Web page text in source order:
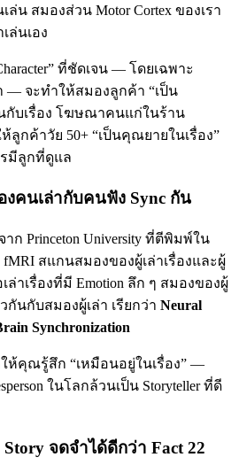
ล่น สมองส่วน Motor Cortex ของเรา
ล่นเอง
ที่ชัดเจน — โดยเฉพาะ
— จะทำให้สมองลูกค้า “เป็น
นกับเรื่อง โฆษณาคนแก่ในร้าน
ลูกค้าวัย 50+ “เป็นคุณยายในเรื่อง”
มีลูกที่ดูแล
งคนเล่ากับคนฟัง Sync กัน
จาก Princeton University ที่ตีพิมพ์ใน
fMRI สแกนสมองของผู้เล่าเรื่องและผู้
าเรื่องที่มี Emotion ลึก ๆ สมองของผู้
วกันกับสมองผู้เล่า เรียกว่า Neural
Synchronization
ห้คุณรู้สึก “เหมือนอยู่ในเรื่อง” —
ในโลกล้วนเป็น Storyteller ที่ดี
จดจำได้ดีกว่า Fact 22